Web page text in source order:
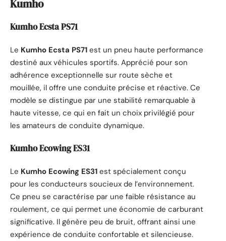
Kumho
Kumho Ecsta PS71
Le Kumho Ecsta PS71 est un pneu haute performance
destiné aux véhicules sportifs. Apprécié pour son
adhérence exceptionnelle sur route sèche et
mouillée, il offre une conduite précise et réactive. Ce
modèle se distingue par une stabilité remarquable à
haute vitesse, ce qui en fait un choix privilégié pour
les amateurs de conduite dynamique.
Kumho Ecowing ES31
Le Kumho Ecowing ES31 est spécialement conçu
pour les conducteurs soucieux de l’environnement.
Ce pneu se caractérise par une faible résistance au
roulement, ce qui permet une économie de carburant
significative. Il génère peu de bruit, offrant ainsi une
expérience de conduite confortable et silencieuse.